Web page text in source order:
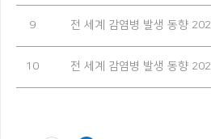
9 전 세계 감염병 발생 동향
10 전 세계 감염병 발생 동향